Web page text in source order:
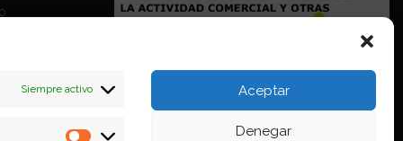
Siempre activo Aceptar
Denegar